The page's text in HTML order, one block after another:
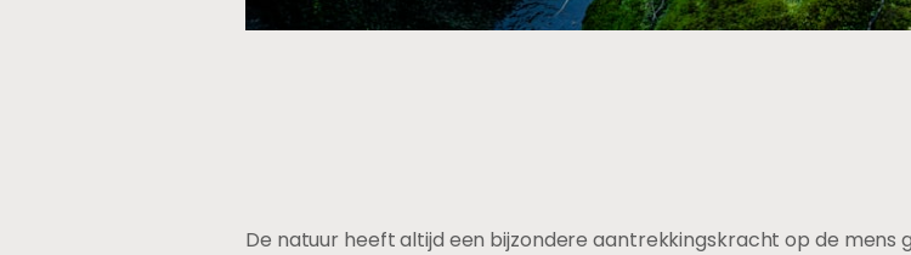
De natuur heeft altijd een bijzondere aantrekkingskracht op de mens